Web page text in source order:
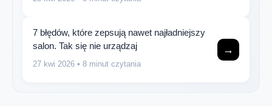
7 błędów, które zepsują nawet najładniejszy
salon. Tak się nie urządzaj
27 kwi 2026 • 8 minut czytania
→